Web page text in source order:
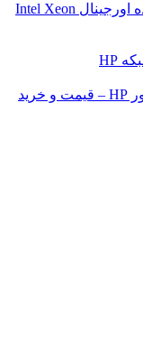
خرید و قیمت CPU سرور HP | پردازنده اورجینال Intel Xeon
فروش پاور سرور HP | خرید پاور سرور HP – قیمت و خرید